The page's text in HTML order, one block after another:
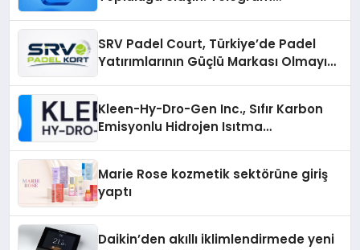
SRV Padel Court, Türkiye’de Padel
Yatırımlarının Güçlü Markası Olmayı
Kleen-Hy-Dro-Gen Inc., Sıfır Karbon
Emisyonlu Hidrojen Isıtma
Marie Rose kozmetik sektörüne giriş
yaptı
Daikin’den akıllı iklimlendirmede yeni